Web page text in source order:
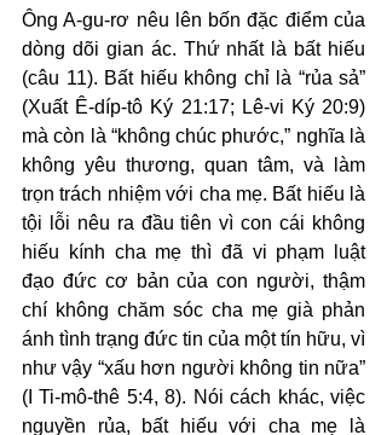
Ông A-gu-rơ nêu lên bốn đặc điểm của
dòng dõi gian ác. Thứ nhất là bất hiếu
(câu 11). Bất hiếu không chỉ là “rủa sả”
(Xuất Ê-díp-tô Ký 21:17; Lê-vi Ký 20:9)
mà còn là “không chúc phước,” nghĩa là
không yêu thương, quan tâm, và làm
trọn trách nhiệm với cha mẹ. Bất hiếu là
tội lỗi nêu ra đầu tiên vì con cái không
hiếu kính cha mẹ thì đã vi phạm luật
đạo đức cơ bản của con người, thậm
chí không chăm sóc cha mẹ già phản
ánh tình trạng đức tin của một tín hữu, vì
như vậy “xấu hơn người không tin nữa”
(I Ti-mô-thê 5:4, 8). Nói cách khác, việc
nguyền rủa, bất hiếu với cha mẹ là